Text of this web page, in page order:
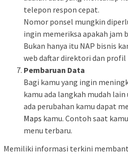
telepon respon cepat.
Nomor ponsel mungkin
ingin memeriksa apakah jam
Bukan hanya itu NAP bisnis
web daftar direktori dan profil
Pembaruan Data
Bagi kamu yang ingin
kamu ada langkah mudah
ada perubahan kamu dapat
Maps kamu. Contoh saat
menu terbaru.
Memiliki informasi terkini